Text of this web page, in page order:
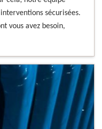
sécurisées.
vous avez besoin,